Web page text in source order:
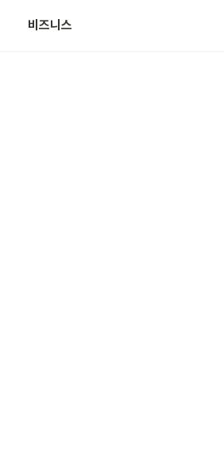
비즈니스